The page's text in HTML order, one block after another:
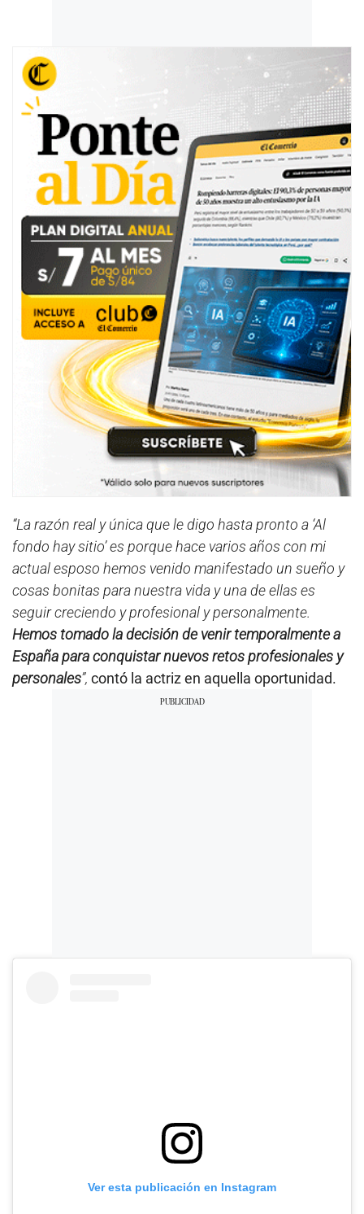
“La razón real y única que le digo hasta pronto a ‘Al
fondo hay sitio’ es porque hace varios años con mi
actual esposo hemos venido manifestado un sueño y
cosas bonitas para nuestra vida y una de ellas es
seguir creciendo y profesional y personalmente.
Hemos tomado la decisión de venir temporalmente a
España para conquistar nuevos retos profesionales y
personales”, contó la actriz en aquella oportunidad.
Ver esta publicación en Instagram